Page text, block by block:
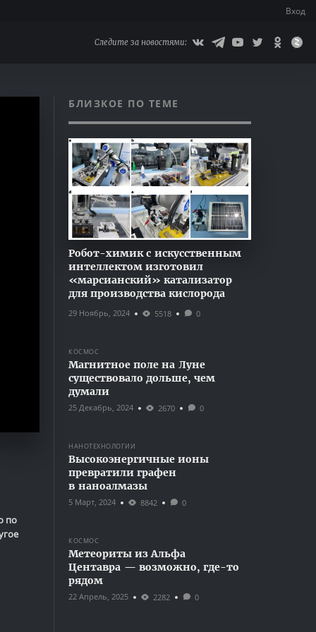
Вход
Следите за новостями:
по
БЛИЗКОЕ ПО ТЕМЕ
Робот-химик с искусственным
интеллектом изготовил
«марсианский» катализатор
для производства кислорода
29 Ноябрь, 2024 5518 0
КОСМОС
Магнитное поле на Луне
существовало дольше, чем
думали
25 Декабрь, 2024 2670 0
НАНОТЕХНОЛОГИИ
Высокоэнергичные ионы
превратили графен
в наноалмазы
5 Март, 2024 8842 0
КОСМОС
Метеориты из Альфа
Центавра — возможно, где-то
рядом
22 Апрель, 2025 2282 0